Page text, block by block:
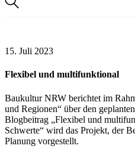
15. Juli 2023
Flexibel und multifunktional
Baukultur NRW berichtet im
und Regionen“ über den
Blogbeitrag „Flexibel und
Schwerte“ wird das Projekt, der
Planung vorgestellt.